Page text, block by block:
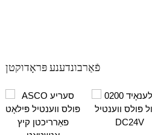
פֿאַרבונדענע פּראָדוקטן